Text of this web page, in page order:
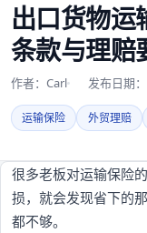
出口货物运
条款与理赔
作者：Carl 发布日期
运输保险 外贸理赔
很多老板对运输保险
损，就会发现省下的
都不够。